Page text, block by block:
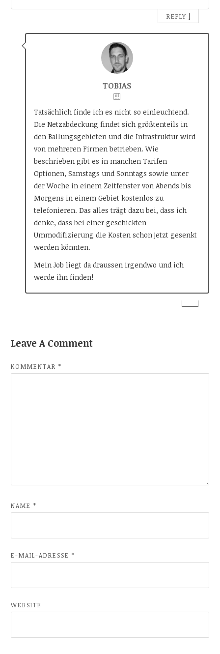
REPLY ↓
TOBIAS
Tatsächlich finde ich es nicht so einleuchtend.
Die Netzabdeckung findet sich größtenteils in
den Ballungsgebieten und die Infrastruktur wird
von mehreren Firmen betrieben. Wie
beschrieben gibt es in manchen Tarifen
Optionen, Samstags und Sonntags sowie unter
der Woche in einem Zeitfenster von Abends bis
Morgens in einem Gebiet kostenlos zu
telefonieren. Das alles trägt dazu bei, dass ich
denke, dass bei einer geschickten
Ummodifizierung die Kosten schon jetzt gesenkt
werden könnten.
Mein Job liegt da draussen irgendwo und ich
werde ihn finden!
Leave A Comment
KOMMENTAR*
NAME*
E-MAIL-ADRESSE*
WEBSITE